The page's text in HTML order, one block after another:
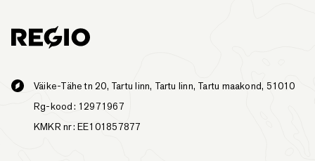
Väike-Tähe tn 20, Tartu linn, Tartu linn, Tartu maakond, 51010
Rg-kood: 12971967
KMKR nr: EE101857877